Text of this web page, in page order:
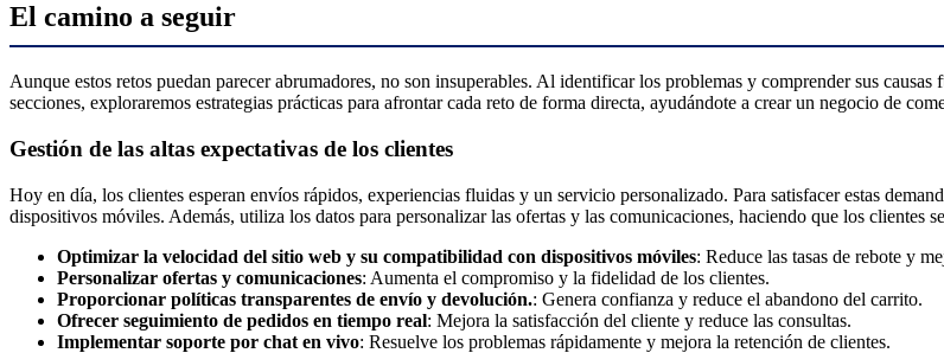
El camino a seguir
Aunque estos retos puedan parecer abrumadores, no son insuperables. Al identificar los problemas y comprender sus
secciones, exploraremos estrategias prácticas para afrontar cada reto de forma directa, ayudándote a crear un negocio de
Gestión de las altas expectativas de los clientes
Hoy en día, los clientes esperan envíos rápidos, experiencias fluidas y un servicio personalizado. Para satisfacer estas
dispositivos móviles. Además, utiliza los datos para personalizar las ofertas y las comunicaciones, haciendo que los clientes
Optimizar la velocidad del sitio web y su compatibilidad con dispositivos móviles: Reduce las tasas de rebote y
Personalizar ofertas y comunicaciones: Aumenta el compromiso y la fidelidad de los clientes.
Proporcionar políticas transparentes de envío y devolución.: Genera confianza y reduce el abandono del carrito.
Ofrecer seguimiento de pedidos en tiempo real: Mejora la satisfacción del cliente y reduce las consultas.
Implementar soporte por chat en vivo: Resuelve los problemas rápidamente y mejora la retención de clientes.